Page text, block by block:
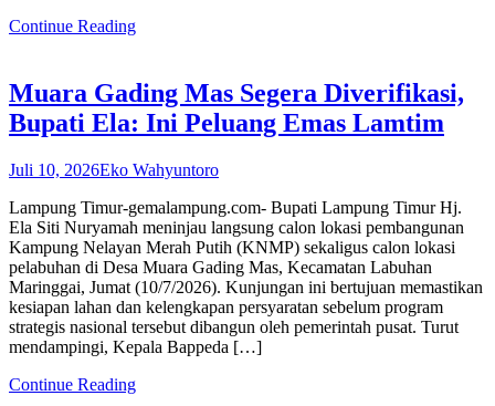
Continue Reading
Muara Gading Mas Segera Diverifikasi,
Bupati Ela: Ini Peluang Emas Lamtim
Juli 10, 2026Eko Wahyuntoro
Lampung Timur-gemalampung.com- Bupati Lampung Timur Hj.
Ela Siti Nuryamah meninjau langsung calon lokasi pembangunan
Kampung Nelayan Merah Putih (KNMP) sekaligus calon lokasi
pelabuhan di Desa Muara Gading Mas, Kecamatan Labuhan
Maringgai, Jumat (10/7/2026). Kunjungan ini bertujuan memastikan
kesiapan lahan dan kelengkapan persyaratan sebelum program
strategis nasional tersebut dibangun oleh pemerintah pusat. Turut
mendampingi, Kepala Bappeda […]
Continue Reading